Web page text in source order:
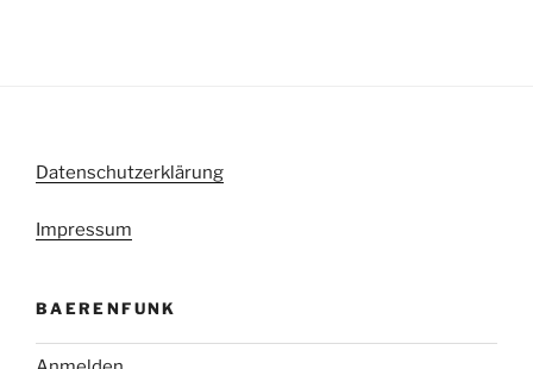
Datenschutzerklärung
Impressum
BAERENFUNK